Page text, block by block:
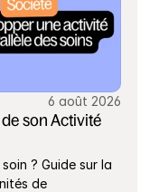
6 août 2026
son Activité
? Guide sur la
de